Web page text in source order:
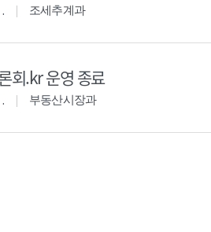
조세추계과
회.kr 운영 종료
부동산시장과